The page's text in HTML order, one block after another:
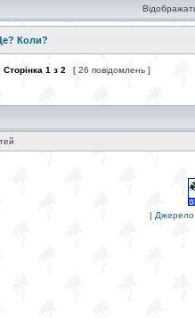
Коли?
Сторінка 1 з 2 [ 26 повідомлень ]
| Джерело